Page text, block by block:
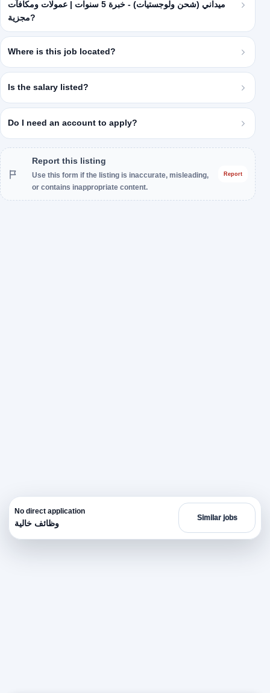
ميداني (شحن ولوجستيات) - خبرة 5 سنوات | عمولات ومكافآت
مجزية?
Where is this job located?
Is the salary listed?
Do I need an account to apply?
Report this listing
Use this form if the listing is inaccurate, misleading,
or contains inappropriate content.
Report
No direct application
وظائف خالية
Similar jobs